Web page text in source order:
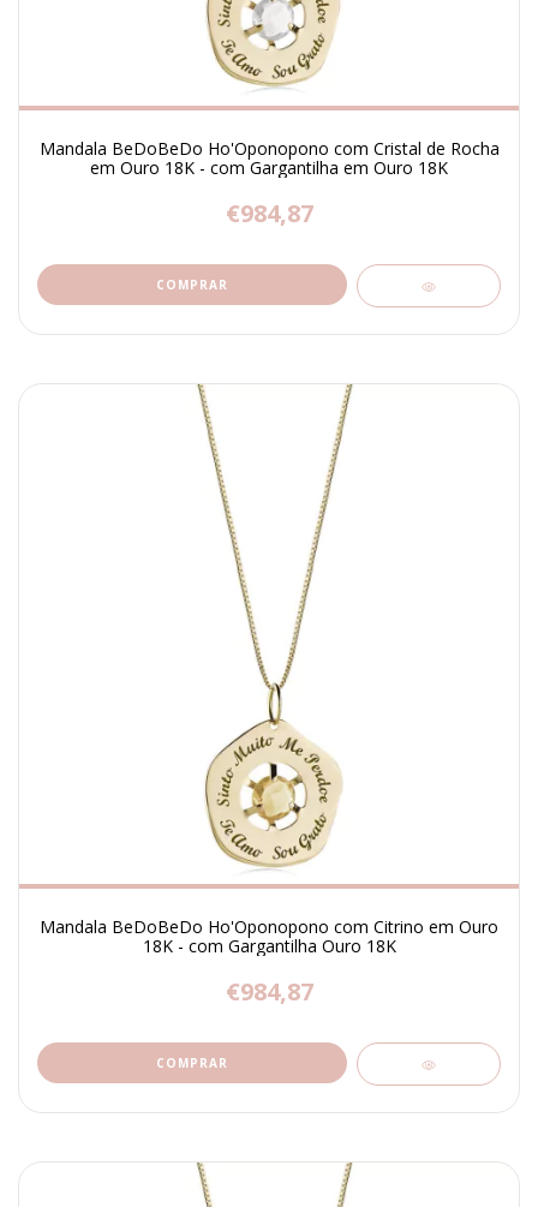
Mandala BeDoBeDo Ho'Oponopono com Cristal de Rocha
em Ouro 18K - com Gargantilha em Ouro 18K
€984,87
Mandala BeDoBeDo Ho'Oponopono com Citrino em Ouro
18K - com Gargantilha Ouro 18K
€984,87